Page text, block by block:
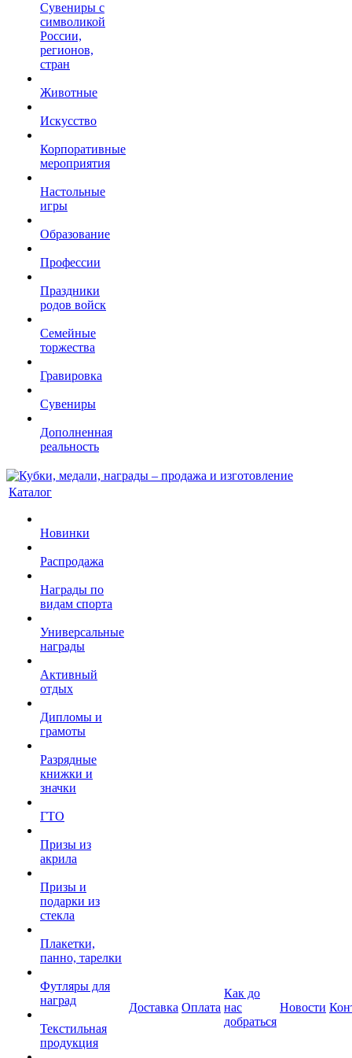
Сувениры с
символикой
России,
регионов,
стран
Животные
Искусство
Корпоративные
мероприятия
Настольные
игры
Образование
Профессии
Праздники
родов войск
Семейные
торжества
Гравировка
Сувениры
Дополненная
реальность
Каталог
Новинки
Распродажа
Награды по
видам спорта
Универсальные
награды
Активный
отдых
Дипломы и
грамоты
Разрядные
книжки и
значки
ГТО
Призы из
акрила
Призы и
подарки из
стекла
Плакетки,
панно, тарелки
Футляры для
наград
Текстильная
продукция
Доставка Оплата
Как до
нас
добраться
Новости